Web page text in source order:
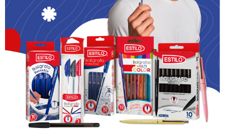
Hurtado se pregunta a sí mismo, y esta es la
contraseña: ‘¿Qué haría Cristo en mi lugar?’ ¿Qué
haría Cristo en mi lugar en la escuela, en la
universidad, en la calle, en casa, con amigos, en el
trabajo; frente a lo que hacen los matones: ¿Qué
haría Cristo en mi lugar? Cuando vas a bailar, cuando
haces deportes o vas al estadio: ¿Qué haría Cristo
en mi lugar? Esta es la contraseña. Éste es el
encargo de encender nuestros corazones,
encender la fe y la chispa en nuestros ojos”.